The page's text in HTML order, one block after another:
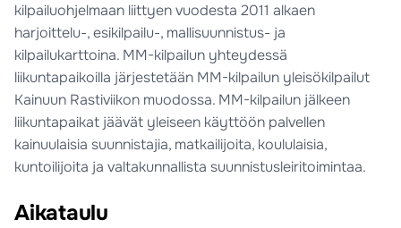
kilpailuohjelmaan liittyen vuodesta 2011 alkaen
harjoittelu-, esikilpailu-, mallisuunnistus- ja
kilpailukarttoina. MM-kilpailun yhteydessä
liikuntapaikoilla järjestetään MM-kilpailun yleisökilpailut
Kainuun Rastiviikon muodossa. MM-kilpailun jälkeen
liikuntapaikat jäävät yleiseen käyttöön palvellen
kainuulaisia suunnistajia, matkailijoita, koululaisia,
kuntoilijoita ja valtakunnallista suunnistusleiritoimintaa.
Aikataulu